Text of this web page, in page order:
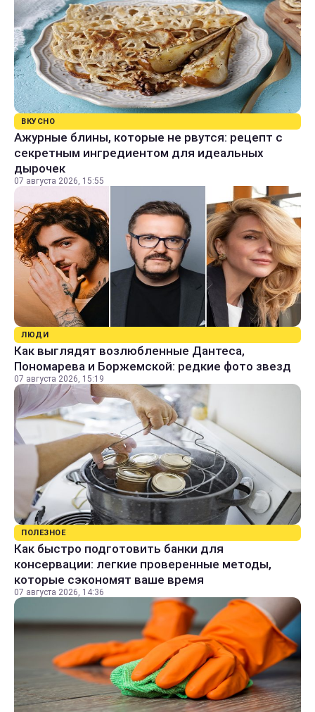
ВКУСНО
Ажурные блины, которые не рвутся: рецепт с
секретным ингредиентом для идеальных
дырочек
07 августа 2026, 15:55
ЛЮДИ
Как выглядят возлюбленные Дантеса,
Пономарева и Боржемской: редкие фото звезд
07 августа 2026, 15:19
ПОЛЕЗНОЕ
Как быстро подготовить банки для
консервации: легкие проверенные методы,
которые сэкономят ваше время
07 августа 2026, 14:36